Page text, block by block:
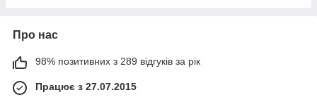
Про нас
98% позитивних з 289 відгуків за рік
Працює з 27.07.2015